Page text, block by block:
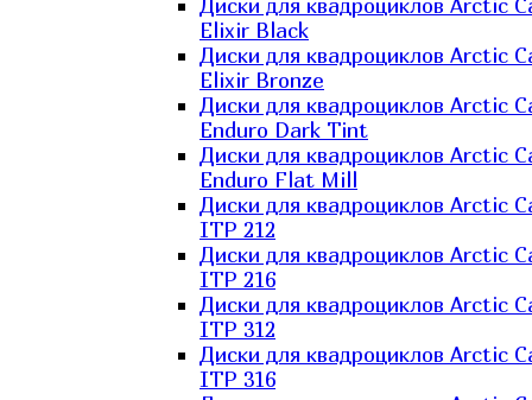
Диски для квадроциклов Arctic
Elixir Black
Диски для квадроциклов Arctic
Elixir Bronze
Диски для квадроциклов Arctic
Enduro Dark Tint
Диски для квадроциклов Arctic
Enduro Flat Mill
Диски для квадроциклов Arctic
ITP 212
Диски для квадроциклов Arctic
ITP 216
Диски для квадроциклов Arctic
ITP 312
Диски для квадроциклов Arctic
ITP 316